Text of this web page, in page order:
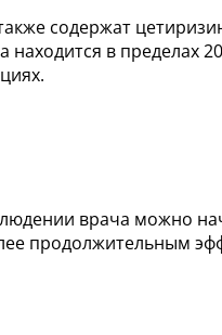
содержат
в пределах
врача можно
продолжительным